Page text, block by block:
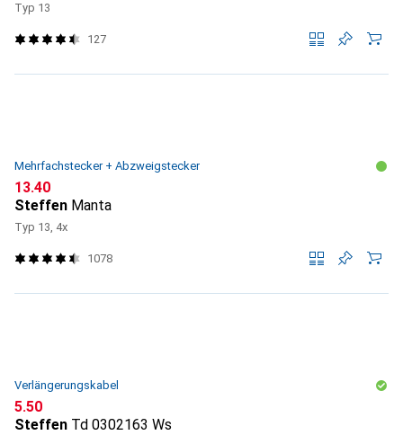
Typ 13
127
Mehrfachstecker + Abzweigstecker
CHF
13.40
Steffen Manta
Typ 13, 4x
1078
Verlängerungskabel
CHF
5.50
Steffen Td 0302163 Ws